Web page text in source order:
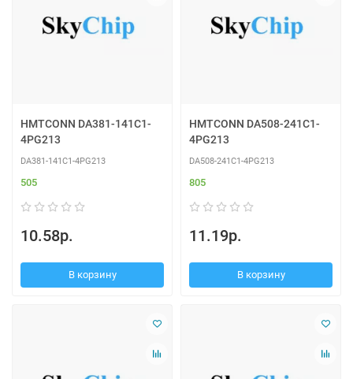
HMTCONN DA381-141C1-
4PG213
DA381-141C1-4PG213
505
10.58р.
В корзину
HMTCONN DA508-241C1-
4PG213
DA508-241C1-4PG213
805
11.19р.
В корзину